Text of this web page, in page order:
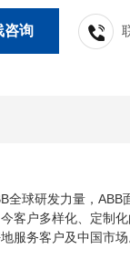
咨询
球研发力量，
客户多样化、定制
服务客户及中国市